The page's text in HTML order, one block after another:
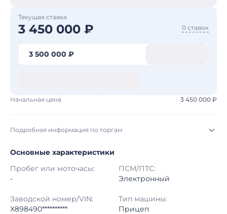
Текущая ставка
3 450 000 ₽ 0 ставок
3 500 000 ₽
Начальная цена 3 450 000 ₽
Подробная информация по торгам
Начало торгов: 08.08.2026, 01:32 МСК
15.08.2026, 02:32 МСК
Тип аукциона: Открытые торги
Основные характеристики
Пробег или моточасы:
-
ПСМ/ПТС:
Электронный
Заводской номер/VIN:
X898490**********
Тип машины:
Прицеп